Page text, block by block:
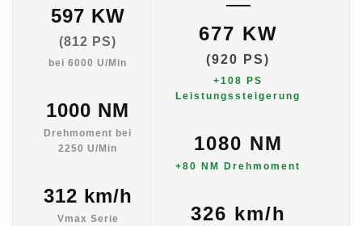
597 KW
(812 PS)
bei 6000 U/Min
1000 NM
Drehmoment bei
2250 U/Min
312 km/h
Vmax Serie
677 KW
(920 PS)
+108 PS
Leistungssteigerung
1080 NM
+80 NM Drehmoment
326 km/h